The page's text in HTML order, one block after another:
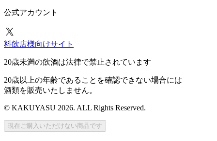
公式アカウント
料飲店様向けサイト
20歳未満の飲酒は法律で禁止されています
20歳以上の年齢であることを確認できない場合には
酒類を販売いたしません。
© KAKUYASU 2026. ALL Rights Reserved.
現在ご購入いただけない商品です